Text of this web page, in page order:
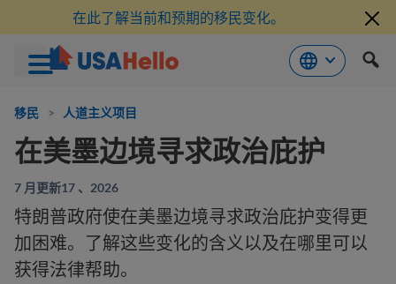
在此了解当前和预期的移民变化。
移民 > 人道主义项目
在美墨边境寻求政治庇护
7 月更新17 、2026
特朗普政府使在美墨边境寻求政治庇护变得更
加困难。了解这些变化的含义以及在哪里可以
获得法律帮助。